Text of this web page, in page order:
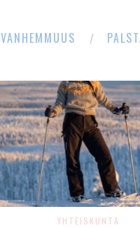
VANHEMMUUS
YHTEISKUNTA